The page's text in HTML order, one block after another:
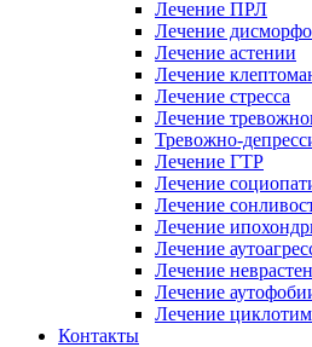
Лечение ПРЛ
Лечение
Лечение астении
Лечение
Лечение стресса
Лечение
Тревожно-
Лечение ГТР
Лечение
Лечение
Лечение
Лечение
Лечение
Лечение
Лечение
Контакты